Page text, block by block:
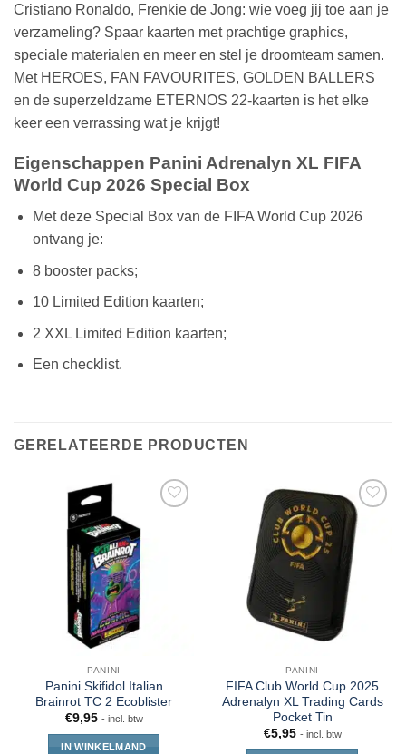
Cristiano Ronaldo, Frenkie de Jong: wie voeg jij toe aan je
verzameling? Spaar kaarten met prachtige graphics,
speciale materialen en meer en stel je droomteam samen.
Met HEROES, FAN FAVOURITES, GOLDEN BALLERS
en de superzeldzame ETERNOS 22-kaarten is het elke
keer een verrassing wat je krijgt!
Eigenschappen Panini Adrenalyn XL FIFA
World Cup 2026 Special Box
Met deze Special Box van de FIFA World Cup 2026
ontvang je:
8 booster packs;
10 Limited Edition kaarten;
2 XXL Limited Edition kaarten;
Een checklist.
GERELATEERDE PRODUCTEN
PANINI
Panini Skifidol Italian
Brainrot TC 2 Ecoblister
€9,95 - incl. btw
IN WINKELMAND
PANINI
FIFA Club World Cup 2025
Adrenalyn XL Trading Cards
Pocket Tin
€5,95 - incl. btw